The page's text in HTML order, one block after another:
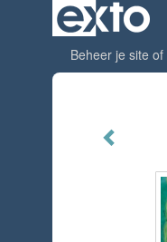
Beheer je site of